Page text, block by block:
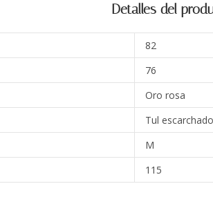
Detalles del
82
76
Oro rosa
Tul escarchado
M
115